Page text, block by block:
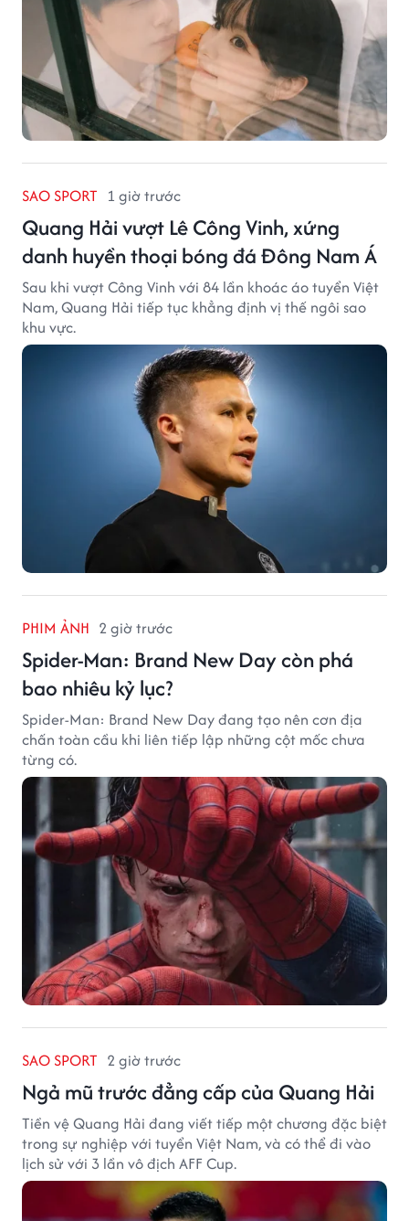
SAO SPORT 1 giờ trước
Quang Hải vượt Lê Công Vinh, xứng
danh huyền thoại bóng đá Đông Nam Á
Sau khi vượt Công Vinh với 84 lần khoác áo tuyển Việt
Nam, Quang Hải tiếp tục khẳng định vị thế ngôi sao
khu vực.
PHIM ẢNH 2 giờ trước
Spider-Man: Brand New Day còn phá
bao nhiêu kỷ lục?
Spider-Man: Brand New Day đang tạo nên cơn địa
chấn toàn cầu khi liên tiếp lập những cột mốc chưa
từng có.
SAO SPORT 2 giờ trước
Ngả mũ trước đẳng cấp của Quang Hải
Tiền vệ Quang Hải đang viết tiếp một chương đặc biệt
trong sự nghiệp với tuyển Việt Nam, và có thể đi vào
lịch sử với 3 lần vô địch AFF Cup.